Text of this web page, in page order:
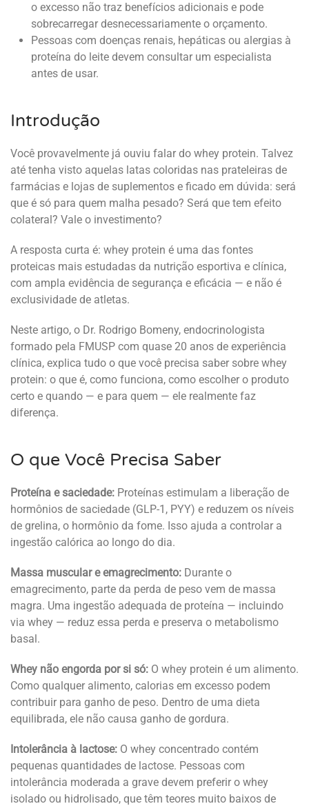
o excesso não traz benefícios adicionais e pode
sobrecarregar desnecessariamente o orçamento.
Pessoas com doenças renais, hepáticas ou alergias à
proteína do leite devem consultar um especialista
antes de usar.
Introdução
Você provavelmente já ouviu falar do whey protein. Talvez
até tenha visto aquelas latas coloridas nas prateleiras de
farmácias e lojas de suplementos e ficado em dúvida: será
que é só para quem malha pesado? Será que tem efeito
colateral? Vale o investimento?
A resposta curta é: whey protein é uma das fontes
proteicas mais estudadas da nutrição esportiva e clínica,
com ampla evidência de segurança e eficácia — e não é
exclusividade de atletas.
Neste artigo, o Dr. Rodrigo Bomeny, endocrinologista
formado pela FMUSP com quase 20 anos de experiência
clínica, explica tudo o que você precisa saber sobre whey
protein: o que é, como funciona, como escolher o produto
certo e quando — e para quem — ele realmente faz
diferença.
O que Você Precisa Saber
Proteína e saciedade: Proteínas estimulam a liberação de
hormônios de saciedade (GLP-1, PYY) e reduzem os níveis
de grelina, o hormônio da fome. Isso ajuda a controlar a
ingestão calórica ao longo do dia.
Massa muscular e emagrecimento: Durante o
emagrecimento, parte da perda de peso vem de massa
magra. Uma ingestão adequada de proteína — incluindo
via whey — reduz essa perda e preserva o metabolismo
basal.
Whey não engorda por si só: O whey protein é um alimento.
Como qualquer alimento, calorias em excesso podem
contribuir para ganho de peso. Dentro de uma dieta
equilibrada, ele não causa ganho de gordura.
Intolerância à lactose: O whey concentrado contém
pequenas quantidades de lactose. Pessoas com
intolerância moderada a grave devem preferir o whey
isolado ou hidrolisado, que têm teores muito baixos de